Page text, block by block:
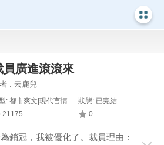
員廣進滾滾來
: 云鹿兒
: 都市爽文|現代言情
狀態: 已完結
21175
0
銷冠，我被優化了。裁員理由：